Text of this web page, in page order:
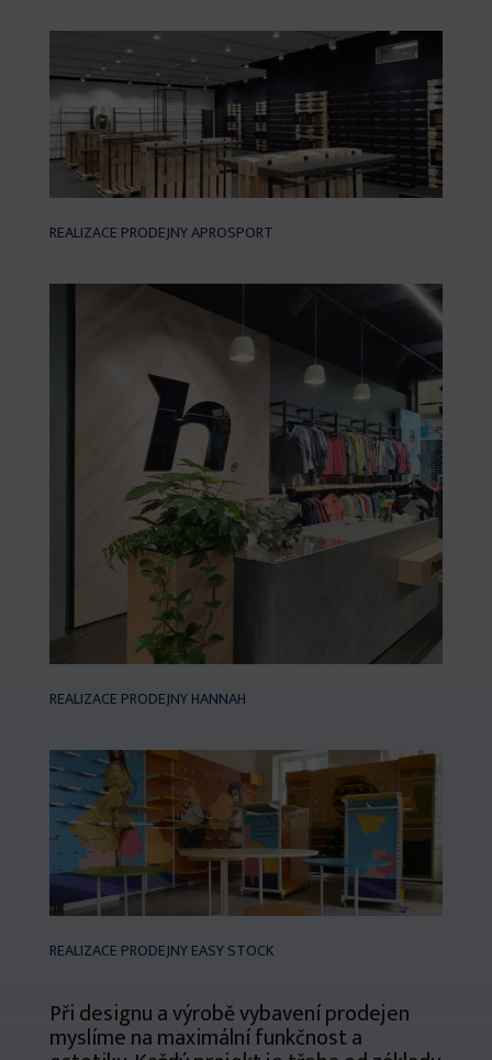
REALIZACE PRODEJNY APROSPORT
REALIZACE PRODEJNY HANNAH
REALIZACE PRODEJNY EASY STOCK
Při designu a výrobě vybavení prodejen
myslíme na maximální funkčnost a